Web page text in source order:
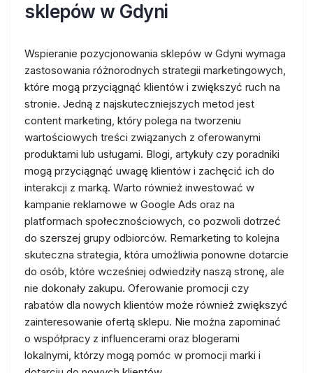
sklepów w Gdyni
Wspieranie pozycjonowania sklepów w Gdyni wymaga
zastosowania różnorodnych strategii marketingowych,
które mogą przyciągnąć klientów i zwiększyć ruch na
stronie. Jedną z najskuteczniejszych metod jest
content marketing, który polega na tworzeniu
wartościowych treści związanych z oferowanymi
produktami lub usługami. Blogi, artykuły czy poradniki
mogą przyciągnąć uwagę klientów i zachęcić ich do
interakcji z marką. Warto również inwestować w
kampanie reklamowe w Google Ads oraz na
platformach społecznościowych, co pozwoli dotrzeć
do szerszej grupy odbiorców. Remarketing to kolejna
skuteczna strategia, która umożliwia ponowne dotarcie
do osób, które wcześniej odwiedziły naszą stronę, ale
nie dokonały zakupu. Oferowanie promocji czy
rabatów dla nowych klientów może również zwiększyć
zainteresowanie ofertą sklepu. Nie można zapominać
o współpracy z influencerami oraz blogerami
lokalnymi, którzy mogą pomóc w promocji marki i